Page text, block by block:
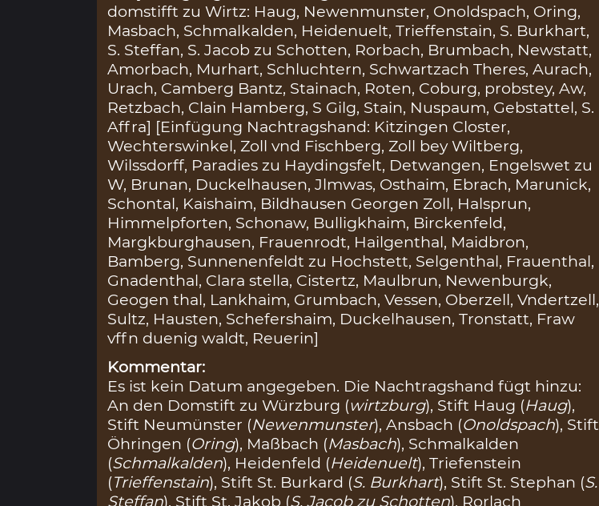
domstifft zu Wirtz: Haug, Newenmunster, Onoldspach, Oring,
Masbach, Schmalkalden, Heidenuelt, Trieffenstain, S. Burkhart,
S. Steffan, S. Jacob zu Schotten, Rorbach, Brumbach, Newstatt,
Amorbach, Murhart, Schluchtern, Schwartzach Theres, Aurach,
Urach, Camberg Bantz, Stainach, Roten, Coburg, probstey, Aw,
Retzbach, Clain Hamberg, S Gilg, Stain, Nuspaum, Gebstattel, S.
Affra] [Einfügung Nachtragshand: Kitzingen Closter,
Wechterswinkel, Zoll vnd Fischberg, Zoll bey Wiltberg,
Wilssdorff, Paradies zu Haydingsfelt, Detwangen, Engelswet zu
W, Brunan, Duckelhausen, Jlmwas, Osthaim, Ebrach, Marunick,
Schontal, Kaishaim, Bildhausen Georgen Zoll, Halsprun,
Himmelpforten, Schonaw, Bulligkhaim, Birckenfeld,
Margkburghausen, Frauenrodt, Hailgenthal, Maidbron,
Bamberg, Sunnenenfeldt zu Hochstett, Selgenthal, Frauenthal,
Gnadenthal, Clara stella, Cistertz, Maulbrun, Newenburgk,
Geogen thal, Lankhaim, Grumbach, Vessen, Oberzell, Vndertzell,
Sultz, Hausten, Schefershaim, Duckelhausen, Tronstatt, Fraw
vffn duenig waldt, Reuerin]
Kommentar:
Es ist kein Datum angegeben. Die Nachtragshand fügt hinzu:
An den Domstift zu Würzburg (wirtzburg), Stift Haug (Haug),
Stift Neumünster (Newenmunster), Ansbach (Onoldspach), Stift
Öhringen (Oring), Maßbach (Masbach), Schmalkalden
(Schmalkalden), Heidenfeld (Heidenuelt), Triefenstein
(Trieffenstain), Stift St. Burkard (S. Burkhart), Stift St. Stephan (S.
Steffan), Stift St. Jakob (S. Jacob zu Schotten), Rorlach